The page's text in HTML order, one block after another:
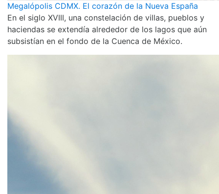
Megalópolis CDMX. El corazón de la Nueva España
En el siglo XVIII, una constelación de villas, pueblos y
haciendas se extendía alrededor de los lagos que aún
subsistían en el fondo de la Cuenca de México.